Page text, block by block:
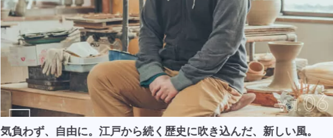
気負わず、自由に。江戸から続く歴史に吹き込んだ、新しい風。